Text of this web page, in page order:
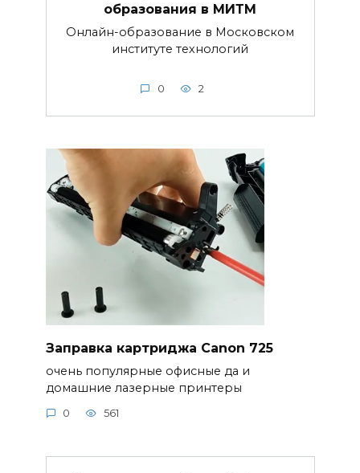
образования в МИТМ
Онлайн-образование в Московском
институте технологий
0 2
Заправка картриджа Canon 725
очень популярные офисные да и
домашние лазерные принтеры
0 561